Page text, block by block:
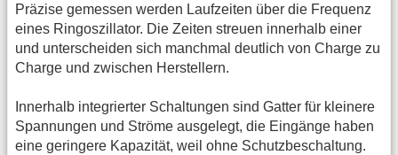
Präzise gemessen werden Laufzeiten über die Frequenz
eines Ringoszillator. Die Zeiten streuen innerhalb einer
und unterscheiden sich manchmal deutlich von Charge zu
Charge und zwischen Herstellern.
Innerhalb integrierter Schaltungen sind Gatter für kleinere
Spannungen und Ströme ausgelegt, die Eingänge haben
eine geringere Kapazität, weil ohne Schutzbeschaltung.